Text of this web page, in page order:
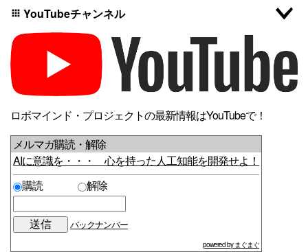
apps YouTubeチャンネル
ロボマインド・プロジェクトの最新情報はYouTubeで！
メルマガ購読・解除
AIに意識を・・・ 心を持った人工知能を開発せよ！
購読
解除
バックナンバー
powered by まぐまぐ